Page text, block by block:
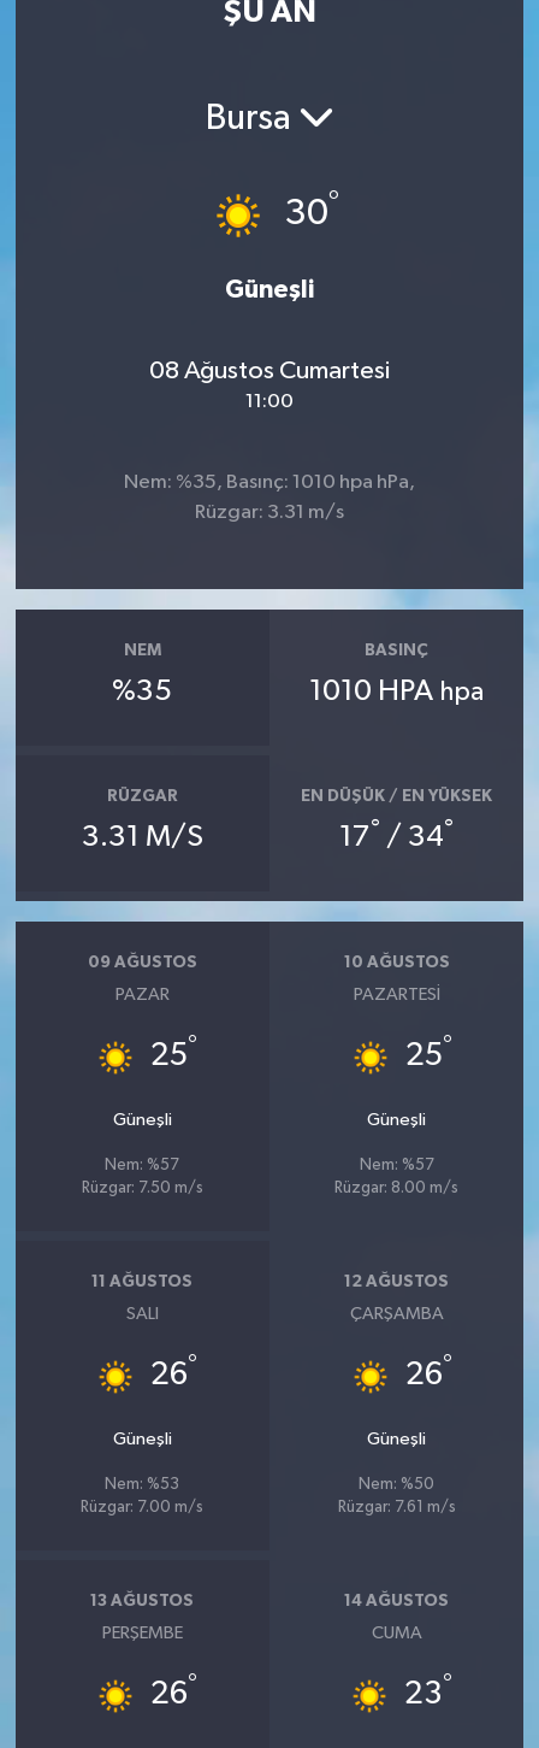
ŞU AN
Bursa
30°
Güneşli
08 Ağustos Cumartesi
11:00
Nem: %35, Basınç: 1010 hpa hPa,
Rüzgar: 3.31 m/s
NEM
%35
BASINÇ
1010 HPA hpa
RÜZGAR
3.31 M/S
EN DÜŞÜK / EN YÜKSEK
17° / 34°
09 AĞUSTOS
PAZAR
25°
Güneşli
Nem: %57
Rüzgar: 7.50 m/s
10 AĞUSTOS
PAZARTESI
25°
Güneşli
Nem: %57
Rüzgar: 8.00 m/s
11 AĞUSTOS
SALI
26°
Güneşli
Nem: %53
Rüzgar: 7.00 m/s
12 AĞUSTOS
ÇARŞAMBA
26°
Güneşli
Nem: %50
Rüzgar: 7.61 m/s
13 AĞUSTOS
PERŞEMBE
26°
14 AĞUSTOS
CUMA
23°
YAŞAM